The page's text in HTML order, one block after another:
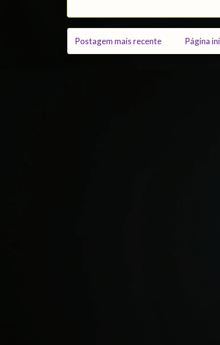
Postagem mais recente Página